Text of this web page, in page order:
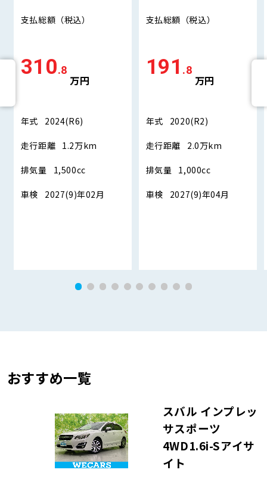
支払総額 （税込）
310.8
万円
年式 2024(R6)
走行距離 1.2万km
排気量 1,500cc
車検 2027(9)年02月
支払総額 （税込）
191 .8
万円
年式 2020(R2)
走行距離 2.0万km
排気量 1,000cc
車検 2027(9)年04月
おすすめ一覧
スバル インプレッ
サスポーツ
4WD1.6i-Sアイサ
イト